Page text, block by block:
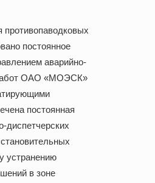
противопаводковых
постоянное
аварийно-
ОАО «МОЭСК»
постоянная
диспетчерских
устранению
в зоне